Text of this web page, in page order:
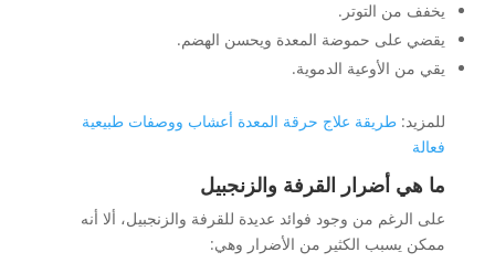
يخفف من التوتر.
يقضي على حموضة المعدة ويحسن الهضم.
يقي من الأوعية الدموية.
للمزيد: طريقة علاج حرقة المعدة أعشاب ووصفات طبيعية
فعالة
ما هي أضرار القرفة والزنجبيل
على الرغم من وجود فوائد عديدة للقرفة والزنجبيل، ألا أنه
ممكن يسبب الكثير من الأضرار وهي: